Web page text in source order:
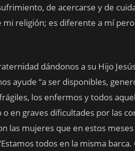
de acercarse y de
mi religión; es diferente a mí
dándonos a su Hijo
ayude “a ser disponibles,
los enfermos y todos
en graves dificultades por las
las mujeres que en estos
todos en la misma